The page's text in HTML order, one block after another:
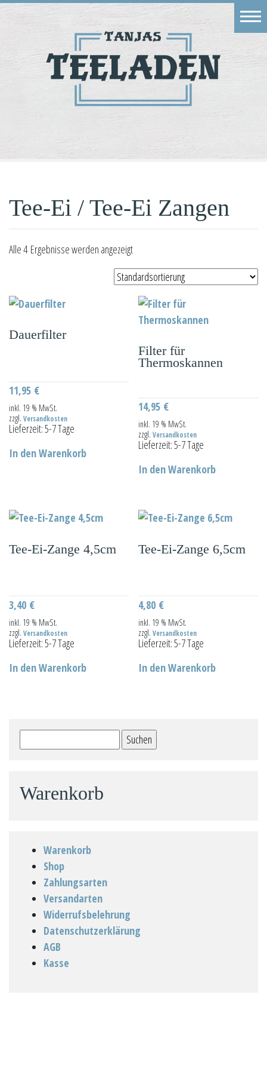
Tee-Ei / Tee-Ei Zangen
Alle 4 Ergebnisse werden angezeigt
Dauerfilter
11,95 €
inkl. 19 % MwSt.
zzgl. Versandkosten
Lieferzeit:5-7 Tage
In den Warenkorb
Filter für
Thermoskannen
14,95 €
inkl. 19 % MwSt.
zzgl.Versandkosten
Lieferzeit:5-7 Tage
In den Warenkorb
Tee-Ei-Zange 4,5cm
3,40 €
inkl. 19 % MwSt.
zzgl. Versandkosten
Lieferzeit:5-7 Tage
In den Warenkorb
Tee-Ei-Zange 6,5cm
4,80 €
inkl. 19 % MwSt.
zzgl.Versandkosten
Lieferzeit:5-7 Tage
In den Warenkorb
nach:
Warenkorb
Warenkorb
Shop
Zahlungsarten
Versandarten
Widerrufsbelehrung
Datenschutzerklärung
AGB
Kasse
Geschäft